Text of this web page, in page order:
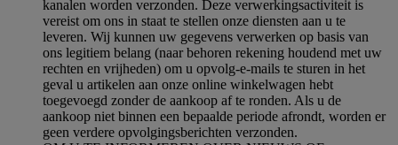
kanalen worden verzonden. Deze verwerkingsactiviteit is
vereist om ons in staat te stellen onze diensten aan u te
leveren. Wij kunnen uw gegevens verwerken op basis van
ons legitiem belang (naar behoren rekening houdend met uw
rechten en vrijheden) om u opvolg-e-mails te sturen in het
geval u artikelen aan onze online winkelwagen hebt
toegevoegd zonder de aankoop af te ronden. Als u de
aankoop niet binnen een bepaalde periode afrondt, worden er
geen verdere opvolgingsberichten verzonden.